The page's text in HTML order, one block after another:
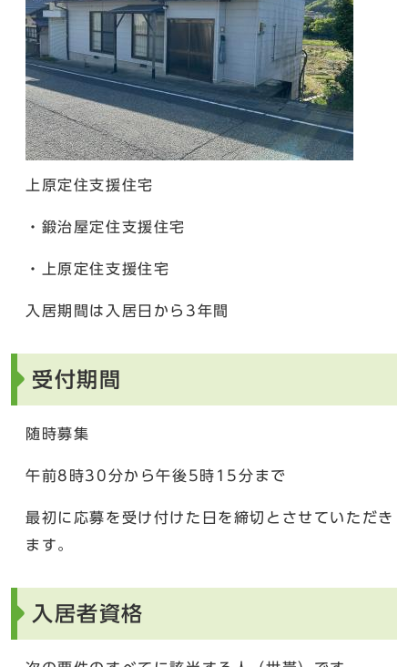
上原定住支援住宅
・鍛治屋定住支援住宅
・上原定住支援住宅
入居期間は入居日から3年間
受付期間
随時募集
午前8時30分から午後5時15分まで
最初に応募を受け付けた日を締切とさせていただき
ます。
入居者資格